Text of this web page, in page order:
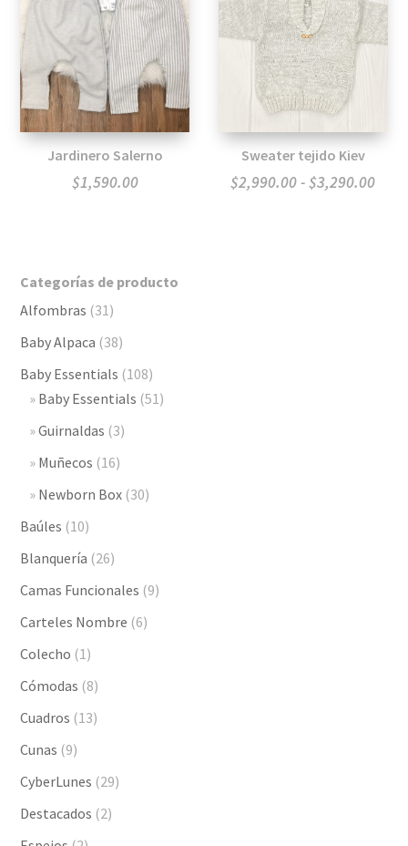
Jardinero Salerno
$1,590.00
Sweater tejido Kiev
$2,990.00-$3,290.00
Categorías de producto
Alfombras (31)
Baby Alpaca (38)
Baby Essentials (108)
Baby Essentials (51)
Guirnaldas (3)
Muñecos (16)
Newborn Box (30)
Baúles (10)
Blanquería (26)
Camas Funcionales (9)
Carteles Nombre (6)
Colecho (1)
Cómodas (8)
Cuadros (13)
Cunas (9)
CyberLunes (29)
Destacados (2)